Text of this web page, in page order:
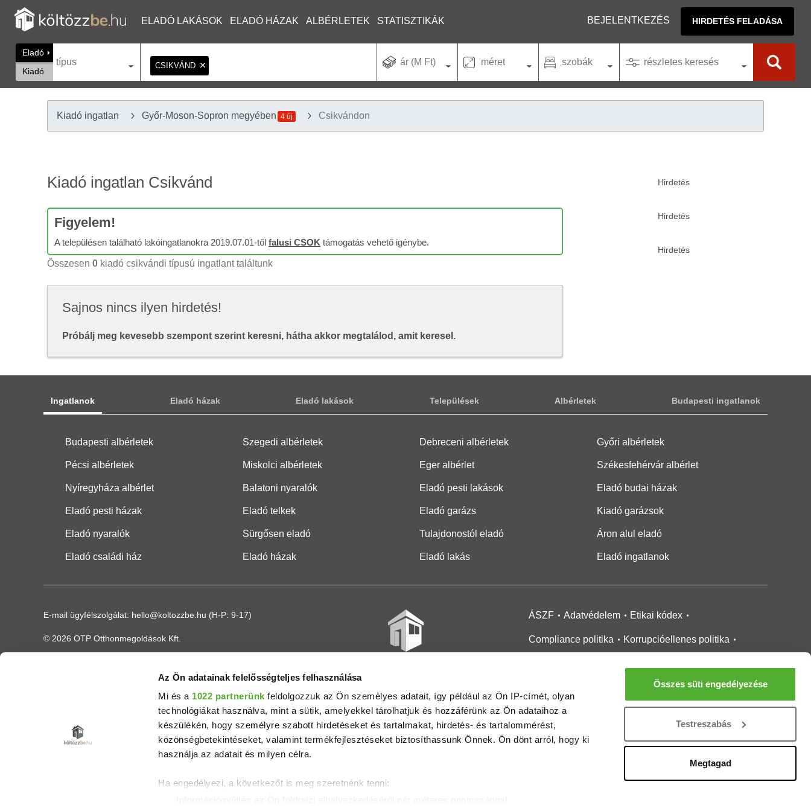
Az Ön adatainak felelősségteljes felhasználása
Mi és a 1022 partnerünk feldolgozzuk az Ön személyes adatait, így például az Ön IP-címét, olyan
technológiákat használva, mint a sütik, amelyekkel tárolhatjuk és hozzáférünk az Ön adataihoz a
készülékén, hogy személyre szabott hirdetéseket és tartalmakat, hirdetés- és tartalommérést,
közönségbetekintéseket, valamint termékfejlesztéseket biztosíthassunk Önnek. Ön dönt arról, hogy ki
használja az adatait és milyen célra.
Ha engedélyezi, a következőt is meg szeretnénk tenni:
Összes süti engedélyezése
Testreszabás
Megtagad
ELADÓ LAKÁSOK ELADÓ HÁZAK ALBÉRLETEK STATISZTIKÁK BEJELENTKEZÉS HIRDETÉS FELADÁSA
Eladó
Kiadó
típus CSIKVÁND ár (M Ft) méret szobák részletes keresés
Kiadó ingatlan Győr-Moson-Sopron megyében 4 új Csikvándon
Kiadó ingatlan Csikvánd
Figyelem!
A településen található lakóingatlanokra 2019.07.01-től falusi CSOK támogatás vehető igénybe.
Összesen 0 kiadó csikvándi típusú ingatlant találtunk
Sajnos nincs ilyen hirdetés!
Próbálj meg kevesebb szempont szerint keresni, hátha akkor megtalálod, amit keresel.
Ingatlanok Eladó házak Eladó lakások Települések Albérletek Budapesti ingatlanok
Budapesti albérletek Szegedi albérletek Debreceni albérletek Győri albérletek
Pécsi albérletek Miskolci albérletek Eger albérlet Székesfehérvár albérlet
Nyíregyháza albérlet Balatoni nyaralók Eladó pesti lakások Eladó budai házak
Eladó pesti házak Eladó telkek Eladó garázs Kiadó garázsok
Eladó nyaralók Sürgősen eladó Tulajdonostól eladó Áron alul eladó
Eladó családi ház Eladó házak Eladó lakás Eladó ingatlanok
E-mail ügyfélszolgálat: hello@koltozzbe.hu (H-P: 9-17)
© 2026 OTP Otthonmegoldások Kft.
ÁSZF Adatvédelem Etikai kódex
Compliance politika Korrupcióellenes politika
Médiaajánlat
Ingatlanközvetítőknek
Magánszemélyeknek
Új építésű lakások
Tartalommoderálási jelentés